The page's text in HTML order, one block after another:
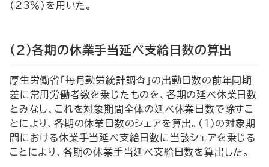
（23％）を用いた。
（2）各期の休業手当延べ支給日数の算出
厚生労働省「毎月勤労統計調査」の出勤日数の前年同期
差に常用労働者数を乗じたものを、各期の延べ休業日数
とみなし、これを対象期間全体の延べ休業日数で除すこ
とにより、各期の休業日数のシェアを算出。(1)の対象期
間における休業手当延べ支給日数に当該シェアを乗じる
ことにより、各期の休業手当延べ支給日数を算出した。